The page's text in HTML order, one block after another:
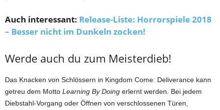
Auch interessant: Release-Liste: Horrorspiele 2018
– Besser nicht im Dunkeln zocken!
Werde auch du zum Meisterdieb!
Das Knacken von Schlössern in Kingdom Come: Deliverance kann
getreu dem Motto Learning By Doing erlernt werden. Bei jedem
Diebstahl-Vorgang oder Öffnen von verschlossenen Türen,